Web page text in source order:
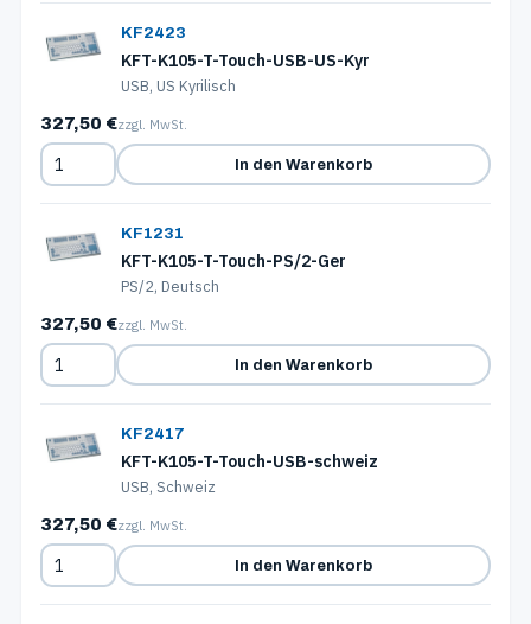
KF2423
KFT-K105-T-Touch-USB-US-Kyr
USB, US Kyrilisch
327,50 €zzgl. MwSt.
In den Warenkorb
KF1231
KFT-K105-T-Touch-PS/2-Ger
PS/2, Deutsch
327,50 €zzgl. MwSt.
In den Warenkorb
KF2417
KFT-K105-T-Touch-USB-schweiz
USB, Schweiz
327,50 €zzgl. MwSt.
In den Warenkorb